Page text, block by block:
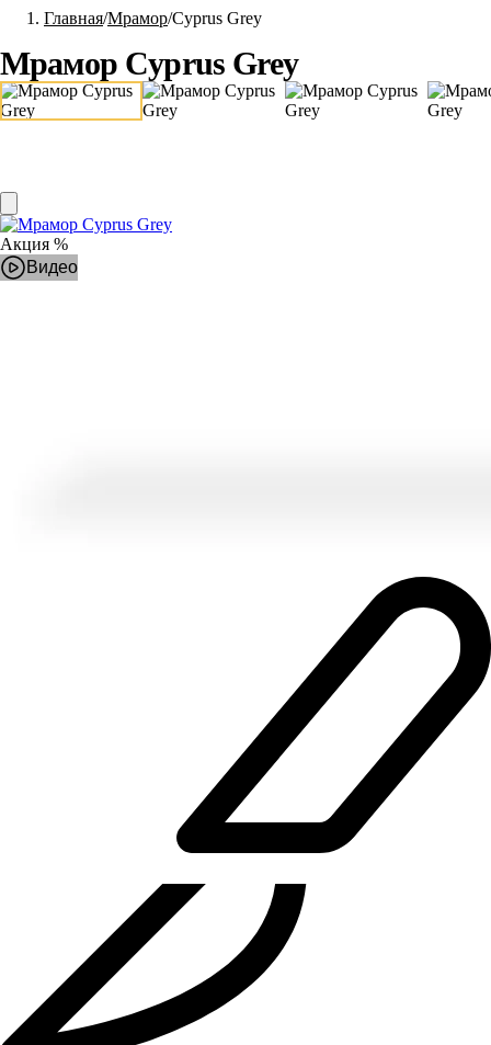
Главная Мрамор Cyprus Grey
Мрамор Cyprus Grey
Акция %
Видео